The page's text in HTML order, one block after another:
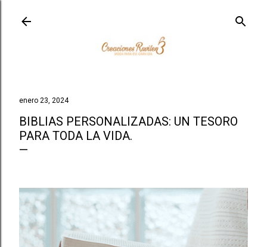
enero 23, 2024
BIBLIAS PERSONALIZADAS: UN TESORO
PARA TODA LA VIDA.